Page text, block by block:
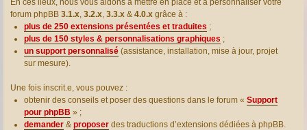
En ces lieux, nous vous aidons à mettre en place et à personnaliser votre
forum phpBB 3.1.x, 3.2.x, 3.3.x & 4.0.x grâce à :
plus de 250 extensions présentées et traduites ;
plus de 150 styles & personnalisations graphiques ;
un support personnalisé (assistance, installation, mise à jour, projet
sur mesure).
Une fois inscrit.e, vous pouvez :
obtenir des conseils et poser des questions dans le forum « Support
pour phpBB » ;
demander & proposer des traductions d’extensions dédiées à phpBB.